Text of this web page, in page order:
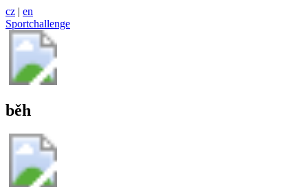
cz | en
Sportchallenge
běh